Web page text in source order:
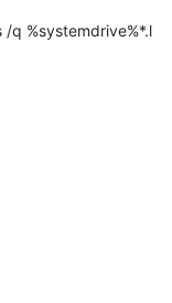
/q %systemdrive%*.l